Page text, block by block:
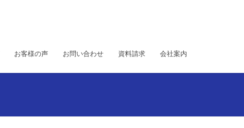
お客様の声 お問い合わせ 資料請求 会社案内